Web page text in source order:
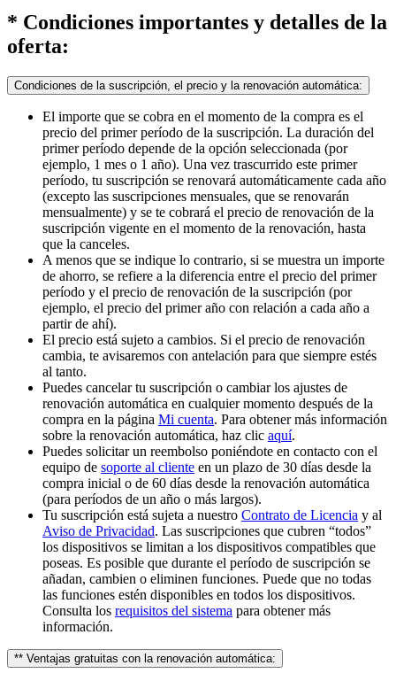
* Condiciones importantes y detalles de la
oferta:
Condiciones de la suscripción, el precio y la renovación automática:
El importe que se cobra en el momento de la compra es el
precio del primer período de la suscripción. La duración del
primer período depende de la opción seleccionada (por
ejemplo, 1 mes o 1 año). Una vez trascurrido este primer
período, tu suscripción se renovará automáticamente cada año
(excepto las suscripciones mensuales, que se renovarán
mensualmente) y se te cobrará el precio de renovación de la
suscripción vigente en el momento de la renovación, hasta
que la canceles.
A menos que se indique lo contrario, si se muestra un importe
de ahorro, se refiere a la diferencia entre el precio del primer
período y el precio de renovación de la suscripción (por
ejemplo, el precio del primer año con relación a cada año a
partir de ahí).
El precio está sujeto a cambios. Si el precio de renovación
cambia, te avisaremos con antelación para que siempre estés
al tanto.
Puedes cancelar tu suscripción o cambiar los ajustes de
renovación automática en cualquier momento después de la
compra en la página Mi cuenta. Para obtener más información
sobre la renovación automática, haz clic aquí.
Puedes solicitar un reembolso poniéndote en contacto con el
equipo de soporte al cliente en un plazo de 30 días desde la
compra inicial o de 60 días desde la renovación automática
(para períodos de un año o más largos).
Tu suscripción está sujeta a nuestro Contrato de Licencia y al
Aviso de Privacidad. Las suscripciones que cubren “todos”
los dispositivos se limitan a los dispositivos compatibles que
poseas. Es posible que durante el período de suscripción se
añadan, cambien o eliminen funciones. Puede que no todas
las funciones estén disponibles en todos los dispositivos.
Consulta los requisitos del sistema para obtener más
información.
** Ventajas gratuitas con la renovación automática: